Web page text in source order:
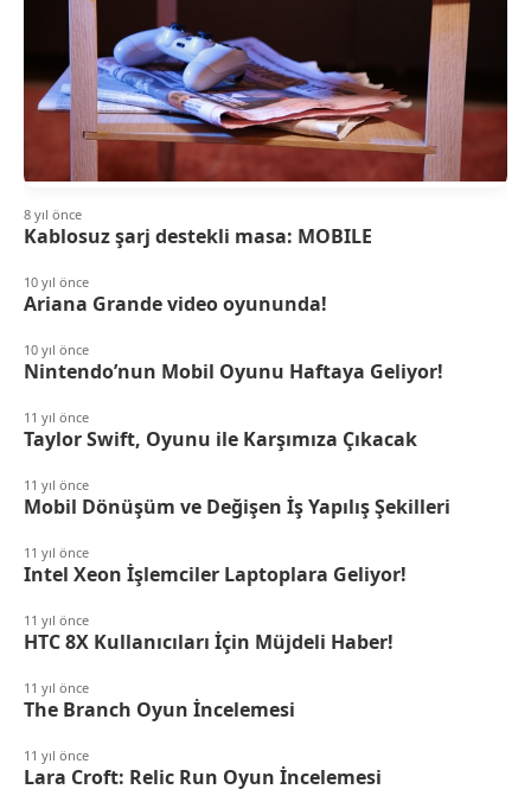
8 yıl önce
Kablosuz şarj destekli masa: MOBILE
10 yıl önce
Ariana Grande video oyununda!
10 yıl önce
Nintendo’nun Mobil Oyunu Haftaya Geliyor!
11 yıl önce
Taylor Swift, Oyunu ile Karşımıza Çıkacak
11 yıl önce
Mobil Dönüşüm ve Değişen İş Yapılış Şekilleri
11 yıl önce
Intel Xeon İşlemciler Laptoplara Geliyor!
11 yıl önce
HTC 8X Kullanıcıları İçin Müjdeli Haber!
11 yıl önce
The Branch Oyun İncelemesi
11 yıl önce
Lara Croft: Relic Run Oyun İncelemesi